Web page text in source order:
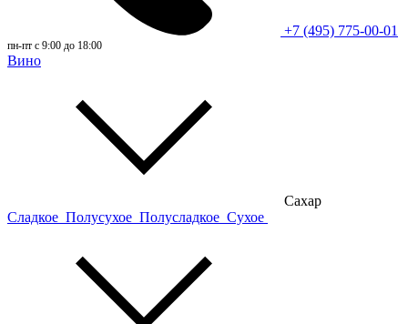
+7 (495) 775-00-01
пн-пт с 9:00 до 18:00
Вино
Сахар
Сладкое Полусухое Полусладкое Сухое